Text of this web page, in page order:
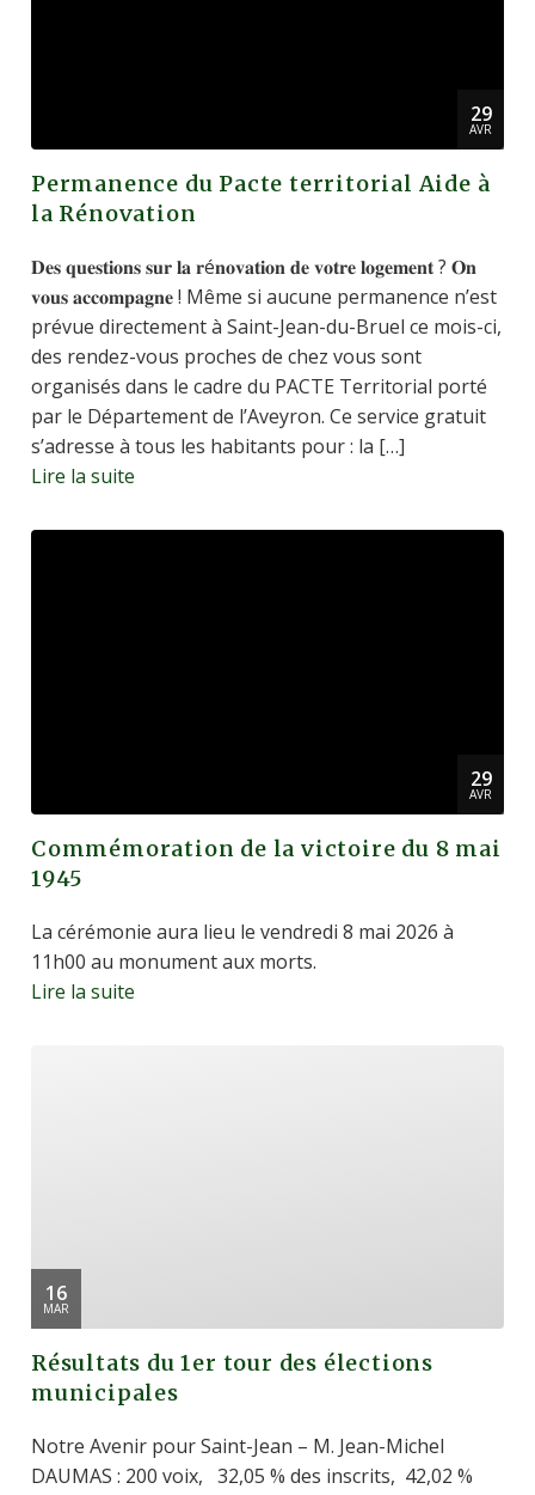
29
AVR
Permanence du Pacte territorial Aide à
la Rénovation
𝐃𝐞𝐬 𝐪𝐮𝐞𝐬𝐭𝐢𝐨𝐧𝐬 𝐬𝐮𝐫 𝐥𝐚 𝐫é𝐧𝐨𝐯𝐚𝐭𝐢𝐨𝐧 𝐝𝐞 𝐯𝐨𝐭𝐫𝐞 𝐥𝐨𝐠𝐞𝐦𝐞𝐧𝐭 ? 𝐎𝐧
𝐯𝐨𝐮𝐬 𝐚𝐜𝐜𝐨𝐦𝐩𝐚𝐠𝐧𝐞 ! Même si aucune permanence n’est
prévue directement à Saint-Jean-du-Bruel ce mois-ci,
des rendez-vous proches de chez vous sont
organisés dans le cadre du PACTE Territorial porté
par le Département de l’Aveyron. Ce service gratuit
s’adresse à tous les habitants pour : la […]
Lire la suite
29
AVR
Commémoration de la victoire du 8 mai
1945
La cérémonie aura lieu le vendredi 8 mai 2026 à
11h00 au monument aux morts.
Lire la suite
16
MAR
Résultats du 1er tour des élections
municipales
Notre Avenir pour Saint-Jean – M. Jean-Michel
DAUMAS : 200 voix, 32,05 % des inscrits, 42,02 %